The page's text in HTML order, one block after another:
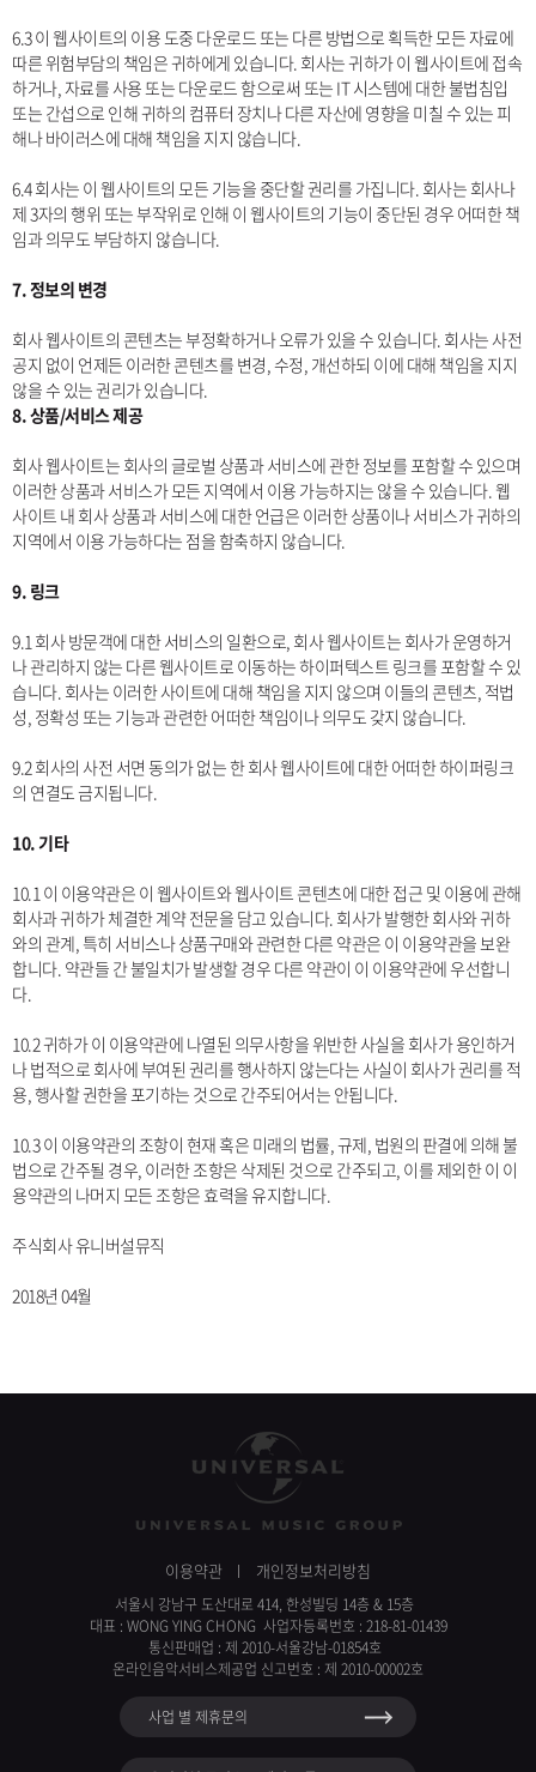
6.3 이 웹사이트의 이용 도중 다운로드 또는 다른 방법으로 획득한 모든 자료에
따른 위험부담의 책임은 귀하에게 있습니다. 회사는 귀하가 이 웹사이트에 접속
하거나, 자료를 사용 또는 다운로드 함으로써 또는 IT 시스템에 대한 불법침입
또는 간섭으로 인해 귀하의 컴퓨터 장치나 다른 자산에 영향을 미칠 수 있는 피
해나 바이러스에 대해 책임을 지지 않습니다.
6.4 회사는 이 웹사이트의 모든 기능을 중단할 권리를 가집니다. 회사는 회사나
제 3자의 행위 또는 부작위로 인해 이 웹사이트의 기능이 중단된 경우 어떠한 책
임과 의무도 부담하지 않습니다.
7. 정보의 변경
회사 웹사이트의 콘텐츠는 부정확하거나 오류가 있을 수 있습니다. 회사는 사전
공지 없이 언제든 이러한 콘텐츠를 변경, 수정, 개선하되 이에 대해 책임을 지지
않을 수 있는 권리가 있습니다.
8. 상품/서비스 제공
회사 웹사이트는 회사의 글로벌 상품과 서비스에 관한 정보를 포함할 수 있으며
이러한 상품과 서비스가 모든 지역에서 이용 가능하지는 않을 수 있습니다. 웹
사이트 내 회사 상품과 서비스에 대한 언급은 이러한 상품이나 서비스가 귀하의
지역에서 이용 가능하다는 점을 함축하지 않습니다.
9. 링크
9.1 회사 방문객에 대한 서비스의 일환으로, 회사 웹사이트는 회사가 운영하거
나 관리하지 않는 다른 웹사이트로 이동하는 하이퍼텍스트 링크를 포함할 수 있
습니다. 회사는 이러한 사이트에 대해 책임을 지지 않으며 이들의 콘텐츠, 적법
성, 정확성 또는 기능과 관련한 어떠한 책임이나 의무도 갖지 않습니다.
9.2 회사의 사전 서면 동의가 없는 한 회사 웹사이트에 대한 어떠한 하이퍼링크
의 연결도 금지됩니다.
10. 기타
10.1 이 이용약관은 이 웹사이트와 웹사이트 콘텐츠에 대한 접근 및 이용에 관해
회사과 귀하가 체결한 계약 전문을 담고 있습니다. 회사가 발행한 회사와 귀하
와의 관계, 특히 서비스나 상품구매와 관련한 다른 약관은 이 이용약관을 보완
합니다. 약관들 간 불일치가 발생할 경우 다른 약관이 이 이용약관에 우선합니
다.
10.2 귀하가 이 이용약관에 나열된 의무사항을 위반한 사실을 회사가 용인하거
나 법적으로 회사에 부여된 권리를 행사하지 않는다는 사실이 회사가 권리를 적
용, 행사할 권한을 포기하는 것으로 간주되어서는 안됩니다.
10.3 이 이용약관의 조항이 현재 혹은 미래의 법률, 규제, 법원의 판결에 의해 불
법으로 간주될 경우, 이러한 조항은 삭제된 것으로 간주되고, 이를 제외한 이 이
용약관의 나머지 모든 조항은 효력을 유지합니다.
주식회사 유니버설뮤직
2018년 04월
이용약관 개인정보처리방침
서울시 강남구 도산대로 414, 한성빌딩 14층 & 15층
대표 : WONG YING CHONG 사업자등록번호 : 218-81-01439
통신판매업 : 제 2010-서울강남-01854호
온라인음악서비스제공업 신고번호 : 제 2010-00002호
사업 별 제휴문의